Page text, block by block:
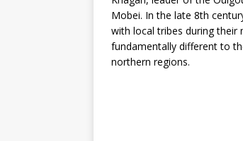
Mobei. In the late 8th
with local tribes during their
fundamentally different to
northern regions.